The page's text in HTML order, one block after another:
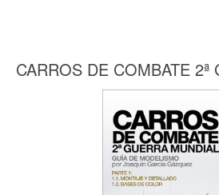
CARROS DE COMBATE 2ª